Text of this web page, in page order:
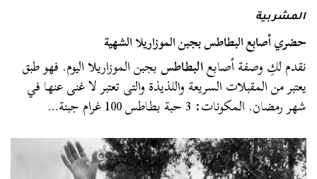
المشربية
حضري أصابع البطاطس بجبن الموزاريلا الشهية
نقدم لكِ وصفة أصابعالبطاطسبجبن الموزاريلا اليوم. فهو طبق
يعتبر من المقبلات السريعة واللذيذة والتى تعتبر لا غنى عنها في
شهر رمضان. المكونات: 3 حبة بطاطس 100 غرام جبنة…